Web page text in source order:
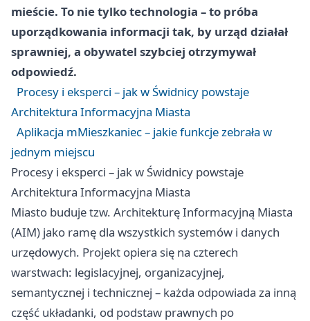
mieście. To nie tylko technologia – to próba
uporządkowania informacji tak, by urząd działał
sprawniej, a obywatel szybciej otrzymywał
odpowiedź.
Procesy i eksperci – jak w Świdnicy powstaje
Architektura Informacyjna Miasta
Aplikacja mMieszkaniec – jakie funkcje zebrała w
jednym miejscu
Procesy i eksperci – jak w Świdnicy powstaje
Architektura Informacyjna Miasta
Miasto buduje tzw. Architekturę Informacyjną Miasta
(AIM) jako ramę dla wszystkich systemów i danych
urzędowych. Projekt opiera się na czterech
warstwach: legislacyjnej, organizacyjnej,
semantycznej i technicznej – każda odpowiada za inną
część układanki, od podstaw prawnych po